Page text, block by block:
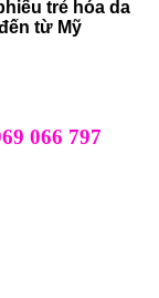
trẻ hóa da
từ Mỹ
066 797